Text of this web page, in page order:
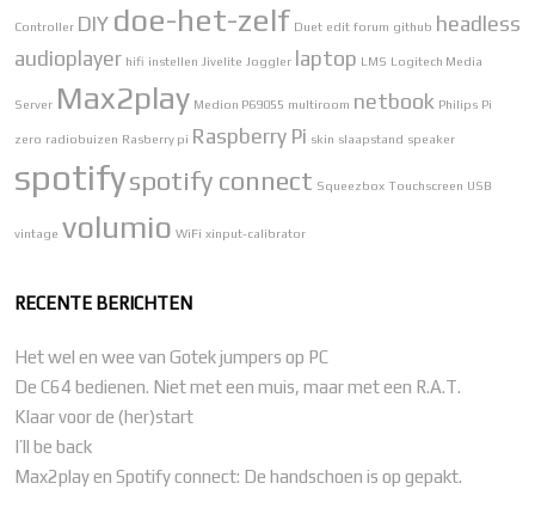
Controller DIY doe-het-zelf Duet edit forum github headless
audioplayer hifi instellen Jivelite Joggler laptop LMS Logitech Media
Server Max2play Medion P69055 multiroom netbook Philips Pi
zero radiobuizen Rasberry pi Raspberry Pi skin slaapstand speaker
spotifyspotify connect Squeezbox Touchscreen USB
vintage volumio WiFi xinput-calibrator
RECENTE BERICHTEN
Het wel en wee van Gotek jumpers op PC
De C64 bedienen. Niet met een muis, maar met een R.A.T.
Klaar voor de (her)start
I’ll be back
Max2play en Spotify connect: De handschoen is op gepakt.